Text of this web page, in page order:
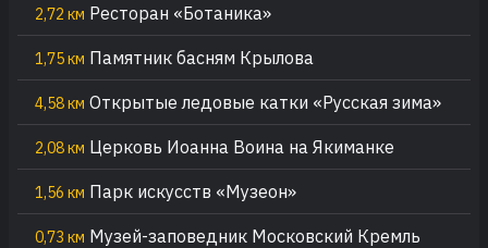
2,72 км Ресторан «Ботаника»
1,75 км Памятник басням Крылова
4,58 км Открытые ледовые катки «Русская зима»
2,08 км Церковь Иоанна Воина на Якиманке
1,56 км Парк искусств «Музеон»
0,73 км Музей-заповедник Московский Кремль